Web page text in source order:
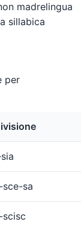
madrelingua
sillabica
per
sce-sa
scisc